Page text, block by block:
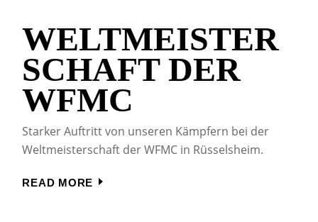
WELTMEISTER
SCHAFT DER
WFMC
Starker Auftritt von unseren Kämpfern bei der
Weltmeisterschaft der WFMC in Rüsselsheim.
READ MORE